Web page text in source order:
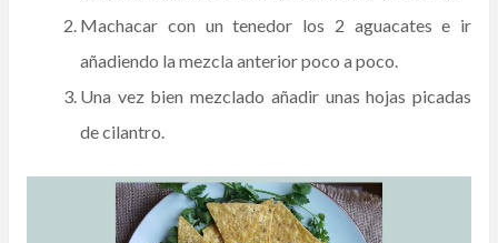
Machacar con un tenedor los 2 aguacates e ir
añadiendo la mezcla anterior poco a poco.
Una vez bien mezclado añadir unas hojas picadas
de cilantro.